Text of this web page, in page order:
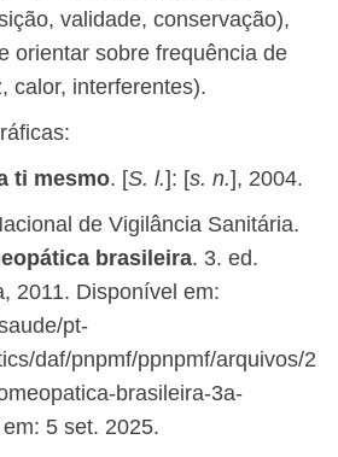
validade, conservação),
orientar sobre frequência de
calor, interferentes).
ti mesmo. [S. l.]: [s. n.], 2004.
de Vigilância Sanitária.
brasileira. 3. ed.
2011. Disponível em:
pt-
daf/pnpmf/ppnpmf/arquivos/2
brasileira-3a-
5 set. 2025.